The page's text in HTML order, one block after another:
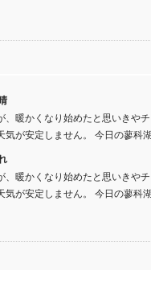
、暖かくなり始めたと思いきや
が安定しません。 今日の蓼科湖
、暖かくなり始めたと思いきや
が安定しません。 今日の蓼科湖